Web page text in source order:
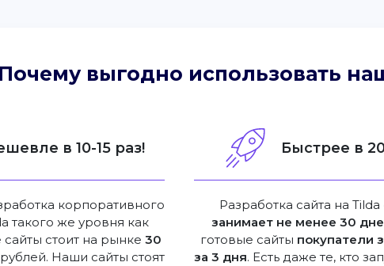
Почему выгодно использовать
в 10-15 раз!
корпоративного
такого же уровня как
стоит на рынке30
рублей. Наши сайты стоят
Быстрее в
Разработка сайта на Tilda
занимает не менее 30
готовые сайты покупатели
за 3 дня. Есть даже те, кто